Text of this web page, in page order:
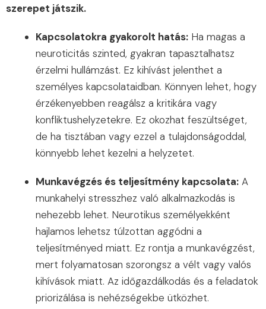
szerepet játszik.
Kapcsolatokra gyakorolt hatás: Ha magas a
neuroticitás szinted, gyakran tapasztalhatsz
érzelmi hullámzást. Ez kihívást jelenthet a
személyes kapcsolataidban. Könnyen lehet, hogy
érzékenyebben reagálsz a kritikára vagy
konfliktushelyzetekre. Ez okozhat feszültséget,
de ha tisztában vagy ezzel a tulajdonságoddal,
könnyebb lehet kezelni a helyzetet.
Munkavégzés és teljesítmény kapcsolata: A
munkahelyi stresszhez való alkalmazkodás is
nehezebb lehet. Neurotikus személyekként
hajlamos lehetsz túlzottan aggódni a
teljesítményed miatt. Ez rontja a munkavégzést,
mert folyamatosan szorongsz a vélt vagy valós
kihívások miatt. Az időgazdálkodás és a feladatok
priorizálása is nehézségekbe ütközhet.